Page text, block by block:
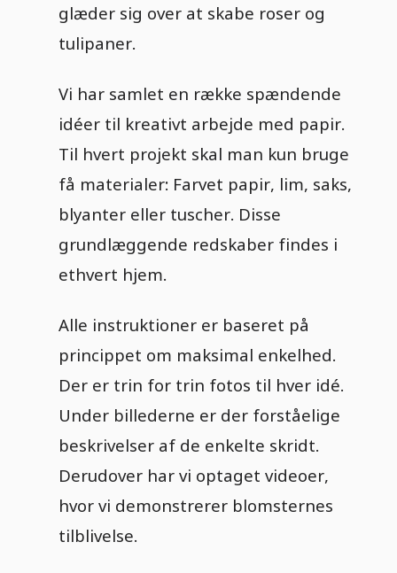
glæder sig over at skabe roser og
tulipaner.
Vi har samlet en række spændende
idéer til kreativt arbejde med papir.
Til hvert projekt skal man kun bruge
få materialer: Farvet papir, lim, saks,
blyanter eller tuscher. Disse
grundlæggende redskaber findes i
ethvert hjem.
Alle instruktioner er baseret på
princippet om maksimal enkelhed.
Der er trin for trin fotos til hver idé.
Under billederne er der forståelige
beskrivelser af de enkelte skridt.
Derudover har vi optaget videoer,
hvor vi demonstrerer blomsternes
tilblivelse.